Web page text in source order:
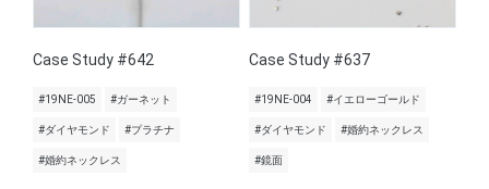
Case Study #642
#19NE-005 #ガーネット
#ダイヤモンド #プラチナ
#婚約ネックレス
Case Study #637
#19NE-004 #イエローゴールド
#ダイヤモンド #婚約ネックレス
#鏡面